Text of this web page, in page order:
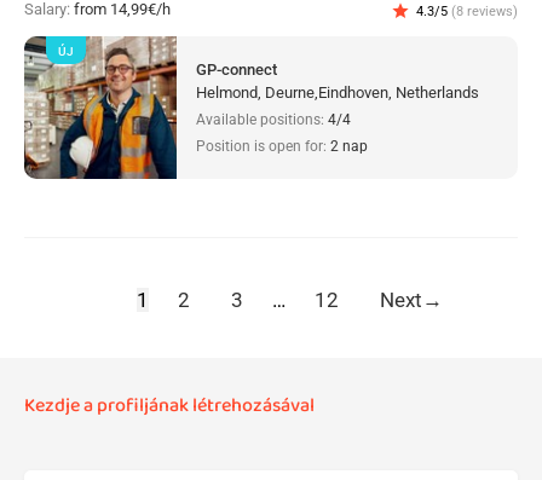
Salary: from 14,99€/h star 4.3/5 (8 reviews)
GP-connect
Helmond, Deurne,Eindhoven, Netherlands
Available positions: 4/4
Position is open for: 2 nap
ÚJ
1 2 3 … 12 Next →
Kezdje a profiljának létrehozásával